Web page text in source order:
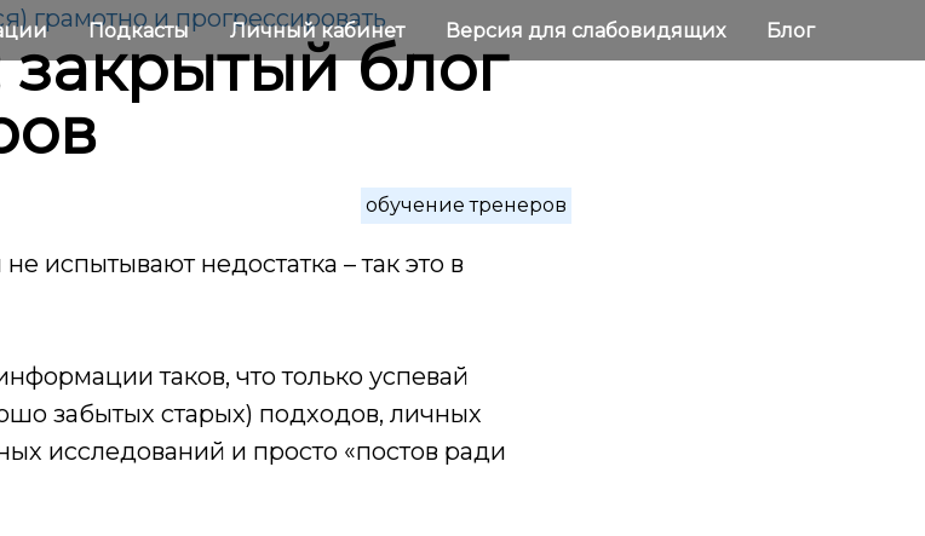
Подкасты Личный кабинет Версия для слабовидящих Блог
грамотно и прогрессировать
закрытый блог
обучение тренеров
испытывают недостатка – так это в
таков, что только успевай
забытых старых) подходов, личных
исследований и просто «постов ради